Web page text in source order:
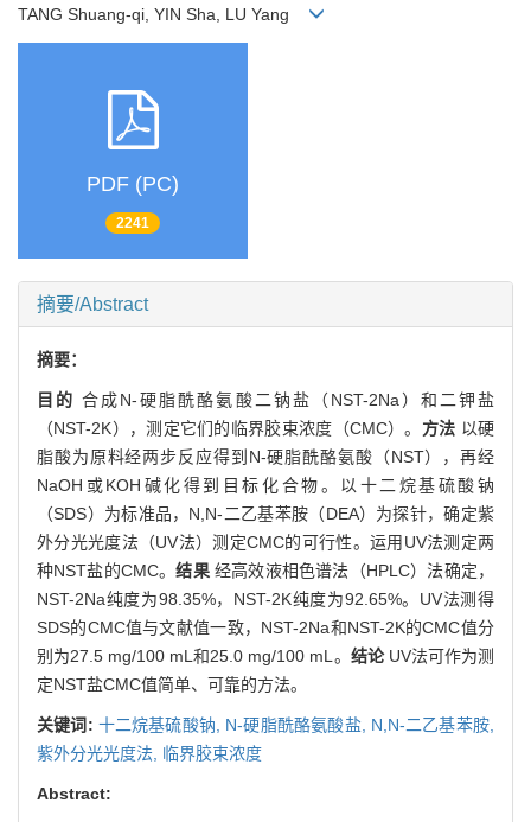
TANG Shuang-qi, YIN Sha, LU Yang
PDF (PC)
2241
摘要/Abstract
摘要：
目的合成N-硬脂酰酪氨酸二钠盐（NST-2Na）和二钾盐
（NST-2K），测定它们的临界胶束浓度（CMC）。 方法 以硬
脂酸为原料经两步反应得到N-硬脂酰酪氨酸（NST），再经
NaOH或KOH碱化得到目标化合物。以十二烷基硫酸钠
（SDS）为标准品，N,N-二乙基苯胺（DEA）为探针，确定紫
外分光光度法（UV法）测定CMC的可行性。运用UV法测定两
种NST盐的CMC。结果 经高效液相色谱法（HPLC）法确定，
NST-2Na纯度为98.35%，NST-2K纯度为92.65%。UV法测得
SDS的CMC值与文献值一致，NST-2Na和NST-2K的CMC值分
别为27.5 mg/100 mL和25.0 mg/100 mL。 结论 UV法可作为测
定NST盐CMC值简单、可靠的方法。
关键词: 十二烷基硫酸钠, N-硬脂酰酪氨酸盐, N,N-二乙基苯胺,
紫外分光光度法, 临界胶束浓度
Abstract: